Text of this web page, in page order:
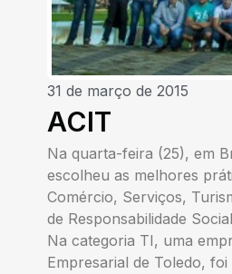
31 de março de 2015
ACIT
Na quarta-feira (25), em
escolheu as melhores
Comércio, Serviços,
de Responsabilidade
Na categoria TI, uma
Empresarial de Toledo,